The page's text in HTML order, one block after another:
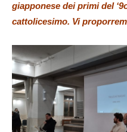
giapponese dei primi del
cattolicesimo. Vi